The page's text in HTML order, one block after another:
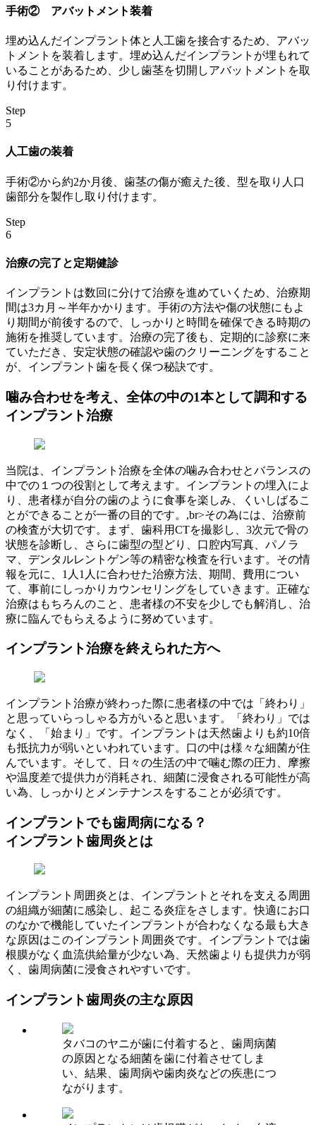
手術② アバットメント装着
埋め込んだインプラント体と人工歯を接合するため、アバッ
トメントを装着します。埋め込んだインプラントが埋もれて
いることがあるため、少し歯茎を切開しアバットメントを取
り付けます。
Step
5
人工歯の装着
手術②から約2か月後、歯茎の傷が癒えた後、型を取り人口
歯部分を製作し取り付けます。
Step
6
治療の完了と定期健診
インプラントは数回に分けて治療を進めていくため、治療期
間は3カ月～半年かかります。手術の方法や傷の状態にもよ
り期間が前後するので、しっかりと時間を確保できる時期の
施術を推奨しています。治療の完了後も、定期的に診察に来
ていただき、安定状態の確認や歯のクリーニングをすること
が、インプラント歯を長く保つ秘訣です。
噛み合わせを考え、全体の中の1本として調和する
インプラント治療
当院は、インプラント治療を全体の噛み合わせとバランスの
中での１つの役割として考えます。インプラントの埋入によ
り、患者様が自分の歯のように食事を楽しみ、くいしばるこ
とができることが一番の目的です。,br>その為には、治療前
の検査が大切です。まず、歯科用CTを撮影し、3次元で骨の
状態を診断し、さらに歯型の型どり、口腔内写真、パノラ
マ、デンタルレントゲン等の精密な検査を行います。その情
報を元に、1人1人に合わせた治療方法、期間、費用につい
て、事前にしっかりカウンセリングをしていきます。正確な
治療はもちろんのこと、患者様の不安を少しでも解消し、治
療に臨んでもらえるように努めています。
インプラント治療を終えられた方へ
インプラント治療が終わった際に患者様の中では「終わり」
と思っていらっしゃる方がいると思います。「終わり」では
なく、「始まり」です。インプラントは天然歯よりも約10倍
も抵抗力が弱いといわれています。口の中は様々な細菌が住
んでいます。そして、日々の生活の中で噛む際の圧力、摩擦
や温度差で提供力が消耗され、細菌に浸食される可能性が高
い為、しっかりとメンテナンスをすることが必須です。
インプラントでも歯周病になる？
インプラント歯周炎とは
インプラント周囲炎とは、インプラントとそれを支える周囲
の組織が細菌に感染し、起こる炎症をさします。快適にお口
のなかで機能していたインプラントが合わなくなる最も大き
な原因はこのインプラント周囲炎です。インプラントでは歯
根膜がなく血流供給量が少ない為、天然歯よりも提供力が弱
く、歯周病菌に浸食されやすいです。
インプラント歯周炎の主な原因
タバコのヤニが歯に付着すると、歯周病菌
の原因となる細菌を歯に付着させてしま
い、結果、歯周病や歯肉炎などの疾患につ
ながります。